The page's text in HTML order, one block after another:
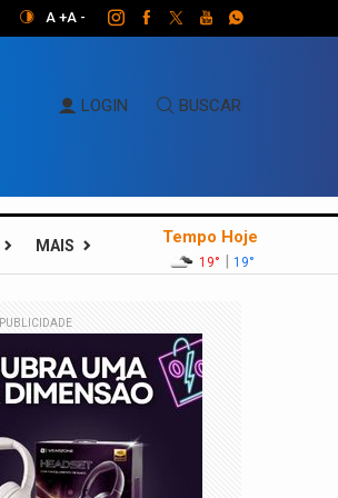
A +A -
LOGIN BUSCAR
MAIS Tempo Hoje
19° | 19°
PUBLICIDADE